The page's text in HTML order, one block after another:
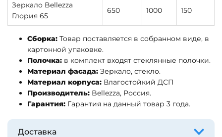
Зеркало Bellezza
Глория 65
650 1000 150
Сборка: Товар поставляется в собранном виде, в
картонной упаковке.
Полочка: в комплект входят стеклянные полочки.
Материал фасада: Зеркало, стекло.
Материал корпуса: Влагостойкий ДСП
Производитель: Bellezza, Россия.
Гарантия: Гарантия на данный товар 3 года.
Доставка